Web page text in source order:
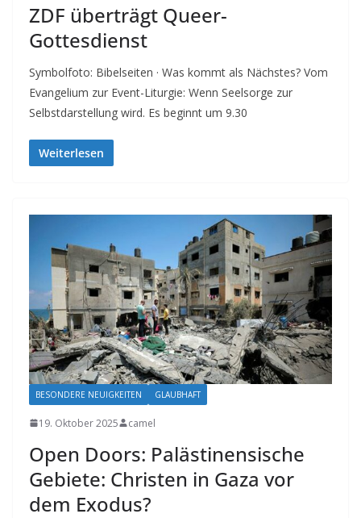
ZDF überträgt Queer-
Gottesdienst
Symbolfoto: Bibelseiten · Was kommt als Nächstes? Vom
Evangelium zur Event-Liturgie: Wenn Seelsorge zur
Selbstdarstellung wird. Es beginnt um 9.30
Weiterlesen
BESONDERE NEUIGKEITEN GLAUBHAFT
19. Oktober 2025 camel
Open Doors: Palästinensische
Gebiete: Christen in Gaza vor
dem Exodus?